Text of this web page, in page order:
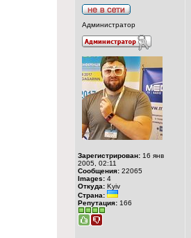
Администратор
Зарегистрирован: 16 янв
2005, 02:11
Сообщения: 22065
Images: 4
Откуда: Kyiv
Страна:
Репутация: 166